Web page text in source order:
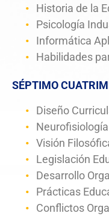
Historia de la
Psicología
Informática
Habilidades
SÉPTIMO
Diseño
Visión
Legislación
Desarrollo
Prácticas
Conflictos